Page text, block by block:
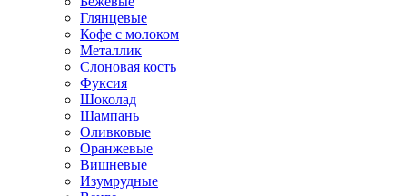
Глянцевые
Кофе с молоком
Металлик
Слоновая кость
Фуксия
Шоколад
Шампань
Оливковые
Оранжевые
Вишневые
Изумрудные